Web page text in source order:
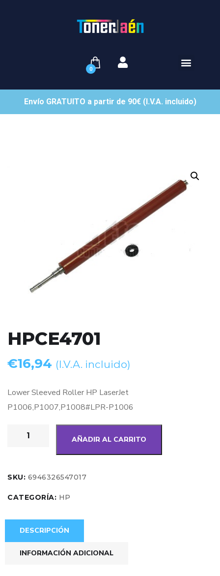
0
Envío GRATUITO a partir de 90€ (I.V.A. incluido)
HPCE4701
€16,94 (I.V.A. incluido)
Lower Sleeved Roller HP LaserJet
P1006,P1007,P1008#LPR-P1006
AÑADIR AL CARRITO
SKU: 6946326547017
CATEGORÍA: HP
DESCRIPCIÓN
INFORMACIÓN ADICIONAL